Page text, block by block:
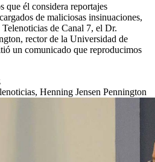
que él considera reportajes
de maliciosas insinuaciones,
de Canal 7, el Dr.
rector de la Universidad de
un comunicado que reproducimos
Henning Jensen Pennington